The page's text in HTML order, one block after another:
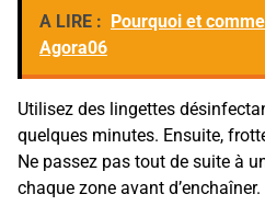
A LIRE : Pourquoi et
Agora06
Utilisez des lingettes
quelques minutes. Ensuite,
Ne passez pas tout de suite à
chaque zone avant d’enchaîner.